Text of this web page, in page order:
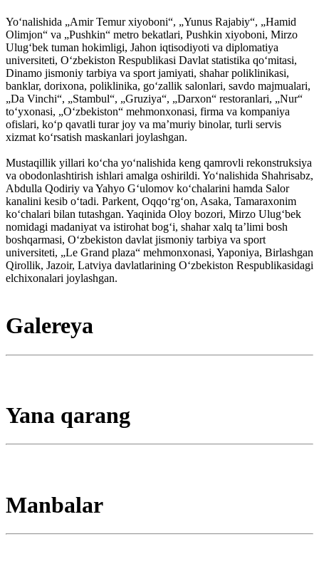
Yoʻnalishida „Amir Temur xiyoboni“, „Yunus Rajabiy“, „Hamid
Olimjon“ va „Pushkin“ metro bekatlari, Pushkin xiyoboni, Mirzo
Ulugʻbek tuman hokimligi, Jahon iqtisodiyoti va diplomatiya
universiteti, Oʻzbekiston Respublikasi Davlat statistika qoʻmitasi,
Dinamo jismoniy tarbiya va sport jamiyati, shahar poliklinikasi,
banklar, dorixona, poliklinika, goʻzallik salonlari, savdo majmualari,
„Da Vinchi“, „Stambul“, „Gruziya“, „Darxon“ restoranlari, „Nur“
toʻyxonasi, „Oʻzbekiston“ mehmonxonasi, firma va kompaniya
ofislari, koʻp qavatli turar joy va maʼmuriy binolar, turli servis
xizmat koʻrsatish maskanlari joylashgan.
Mustaqillik yillari koʻcha yoʻnalishida keng qamrovli rekonstruksiya
va obodonlashtirish ishlari amalga oshirildi. Yoʻnalishida Shahrisabz,
Abdulla Qodiriy va Yahyo Gʻulomov koʻchalarini hamda Salor
kanalini kesib oʻtadi. Parkent, Oqqoʻrgʻon, Asaka, Tamaraxonim
koʻchalari bilan tutashgan. Yaqinida Oloy bozori, Mirzo Ulugʻbek
nomidagi madaniyat va istirohat bogʻi, shahar xalq taʼlimi bosh
boshqarmasi, Oʻzbekiston davlat jismoniy tarbiya va sport
universiteti, „Le Grand plaza“ mehmonxonasi, Yaponiya, Birlashgan
Qirollik, Jazoir, Latviya davlatlarining Oʻzbekiston Respublikasidagi
elchixonalari joylashgan.
Galereya
Yana qarang
Manbalar